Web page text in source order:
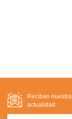
Reciban
actualidad :